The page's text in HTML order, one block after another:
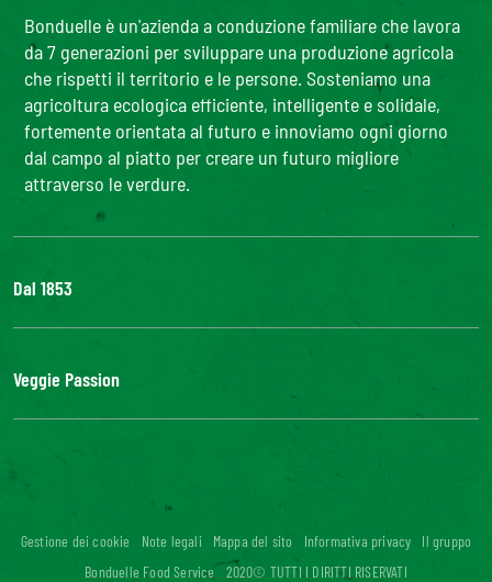
Bonduelle è un'azienda a conduzione familiare che lavora
da 7 generazioni per sviluppare una produzione agricola
che rispetti il territorio e le persone. Sosteniamo una
agricoltura ecologica efficiente, intelligente e solidale,
fortemente orientata al futuro e innoviamo ogni giorno
dal campo al piatto per creare un futuro migliore
attraverso le verdure.
Dal 1853
Il Gruppo
La nostra filiera
Lavora con noi
Veggie Passion
l'ABC delle verdure
Riciblog
Accessibilità digitale: non conforme
Gestione dei cookie Note legali Mappa del sito Informativa privacy
Il gruppo
Bonduelle Food Service
2020© TUTTI I DIRITTI RISERVATI